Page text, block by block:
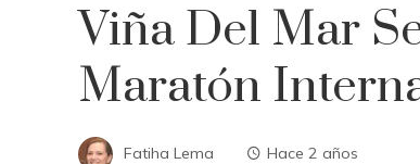
Viña Del Mar
Maratón
Fatiha Lema Hace 2 años